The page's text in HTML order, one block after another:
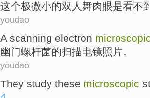
这个极微小的双人舞肉眼是看不
youdao
A scanning electron
幽门螺杆菌的扫描电镜照片。
youdao
They study these microscopic